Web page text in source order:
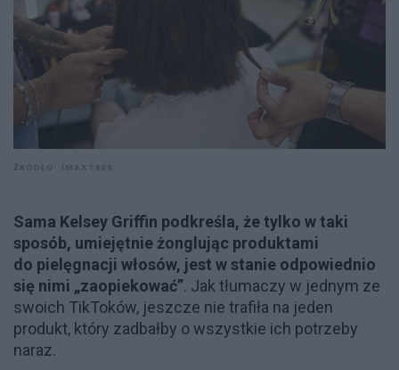
Sama Kelsey Griffin podkreśla, że tylko w taki
sposób, umiejętnie żonglując produktami
do pielęgnacji włosów, jest w stanie odpowiednio
się nimi „zaopiekować”. Jak tłumaczy w jednym ze
swoich TikToków, jeszcze nie trafiła na jeden
produkt, który zadbałby o wszystkie ich potrzeby
naraz.